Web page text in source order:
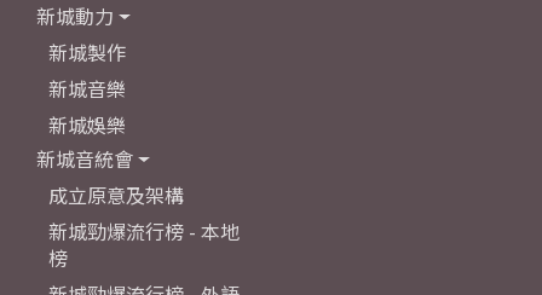
新城動力
新城製作
新城音樂
新城娛樂
新城音統會
成立原意及架構
新城勁爆流行榜 - 本地
榜